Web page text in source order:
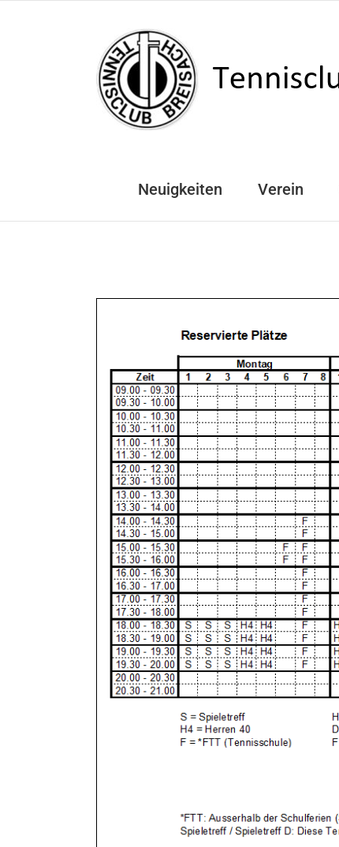
Neuigkeiten Verein